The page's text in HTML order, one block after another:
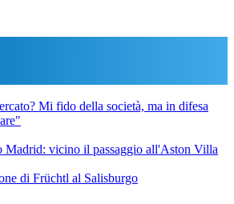
Mi fido della società, ma in difesa
Madrid: vicino il passaggio all'Aston Villa
di Früchtl al Salisburgo